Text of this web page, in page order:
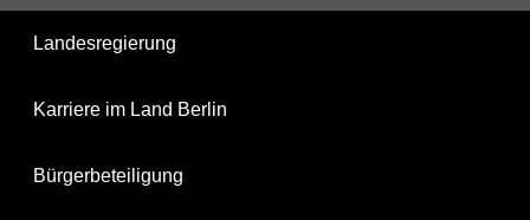
Landesregierung
Karriere im Land Berlin
Bürgerbeteiligung